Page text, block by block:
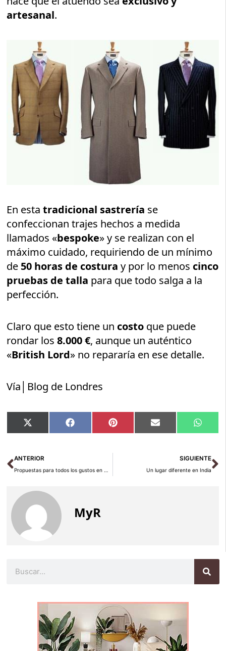
artesanal.
En estatradicional sastrería se
confeccionan trajes hechos a medida
llamados «bespoke» y se realizan con el
máximo cuidado, requiriendo de un mínimo
de 50 horas de costura y por lo menos cinco
pruebas de talla para que todo salga a la
perfección.
Claro que esto tiene un costo que puede
rondar los 8.000 €, aunque un auténtico
«British Lord» no repararía en ese detalle.
Vía│Blog de Londres
Compartir
en
X
(Twitter)
Compartir
en
Facebook Compartir
en
Pinterest Compartir
en
Email
en
Ant
ANTERIOR
Propuestas para todos los gustos en Malasia
SIGUIENTE
Un lugar diferente en India
MyR